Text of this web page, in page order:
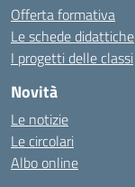
Offerta formativa
Le schede didattiche
I progetti delle classi
Novità
Le notizie
Le circolari
Albo online